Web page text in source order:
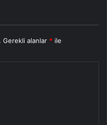
Gerekli alanlar * ile